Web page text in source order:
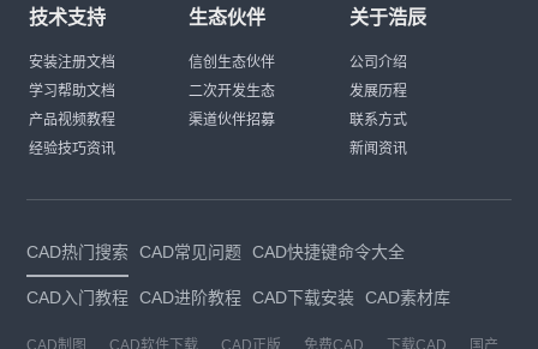
技术支持
安装注册文档
学习帮助文档
产品视频教程
经验技巧资讯
生态伙伴
信创生态伙伴
二次开发生态
渠道伙伴招募
关于浩辰
公司介绍
发展历程
联系方式
新闻资讯
CAD热门搜索 CAD常见问题 CAD快捷键命令大全
CAD入门教程 CAD进阶教程 CAD下载安装 CAD素材库
CAD制图 CAD软件下载 CAD正版 免费CAD 下载CAD 国产